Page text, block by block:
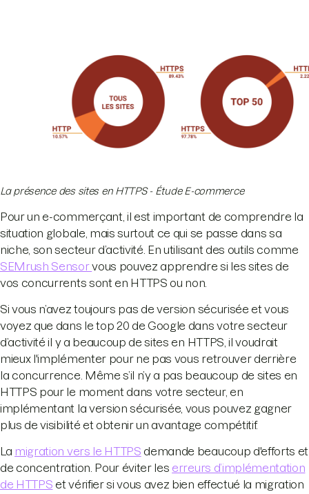
La présence des sites en HTTPS - Étude E-commerce
Pour un e-commerçant, il est important de comprendre la
situation globale, mais surtout ce qui se passe dans sa
niche, son secteur d’activité. En utilisant des outils comme
SEMrush Sensorvous pouvez apprendre si les sites de
vos concurrents sont en HTTPS ou non.
Si vous n’avez toujours pas de version sécurisée et vous
voyez que dans le top 20 de Google dans votre secteur
d’activité il y a beaucoup de sites en HTTPS, il voudrait
mieux l'implémenter pour ne pas vous retrouver derrière
la concurrence. Même s’il n’y a pas beaucoup de sites en
HTTPS pour le moment dans votre secteur, en
implémentant la version sécurisée, vous pouvez gagner
plus de visibilité et obtenir un avantage compétitif.
La migration vers le HTTPS demande beaucoup d'efforts et
de concentration. Pour éviter les erreurs d’implémentation
de HTTPS et vérifier si vous avez bien effectué la migration